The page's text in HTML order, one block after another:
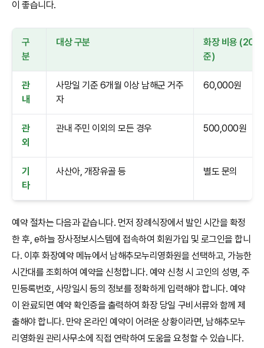
이 좋습니다.
구
분
대상 구분
화장 비용
준)
관
내
사망일 기준 6개월 이상 남해군 거주
자
60,000원
관
외
관내 주민 이외의 모든 경우 500,000원
기
타
사산아, 개장유골 등 별도 문의
예약 절차는 다음과 같습니다. 먼저 장례식장에서 발인 시간을 확정
한 후, e하늘 장사정보시스템에 접속하여 회원가입 및 로그인을 합니
다. 이후 화장예약 메뉴에서 남해추모누리영화원을 선택하고, 가능한
시간대를 조회하여 예약을 신청합니다. 예약 신청 시 고인의 성명, 주
민등록번호, 사망일시 등의 정보를 정확하게 입력해야 합니다. 예약
이 완료되면 예약 확인증을 출력하여 화장 당일 구비서류와 함께 제
출해야 합니다. 만약 온라인 예약이 어려운 상황이라면, 남해추모누
리영화원 관리사무소에 직접 연락하여 도움을 요청할 수 있습니다.